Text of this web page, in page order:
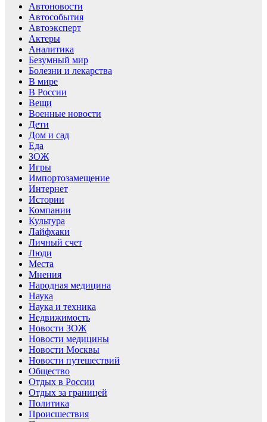
Автоновости
Автособытия
Автоэксперт
Актеры
Аналитика
Безумный мир
Болезни и лекарства
В мире
В России
Вещи
Военные новости
Дети
Дом и сад
Еда
ЗОЖ
Игры
Импортозамещение
Интернет
Истории
Компании
Культура
Лайфхаки
Личный счет
Люди
Места
Мнения
Народная медицина
Наука
Наука и техника
Недвижимость
Новости ЗОЖ
Новости медицины
Новости Москвы
Новости путешествий
Общество
Отдых в России
Отдых за границей
Политика
Происшествия